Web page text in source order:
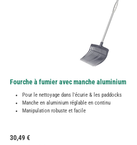
Fourche à fumier avec manche aluminium
Pour le nettoyage dans l'écurie & les paddocks
Manche en aluminium réglable en continu
Manipulation robuste et facile
Prix régulier :
30,49 €